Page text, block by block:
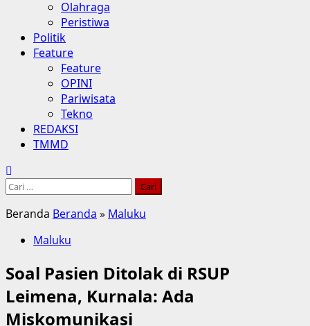
Olahraga
Peristiwa
Politik
Feature
Feature
OPINI
Pariwisata
Tekno
REDAKSI
TMMD
Cari
Beranda Beranda » Maluku
Maluku
Soal Pasien Ditolak di RSUP
Leimena, Kurnala: Ada
Miskomunikasi